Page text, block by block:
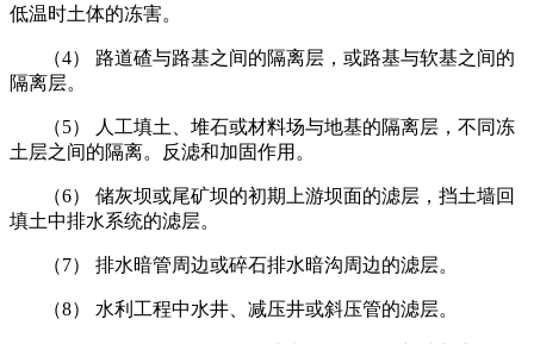
低温时土体的冻害。
（4） 路道碴与路基之间的隔离层，或路基与软基之间的
隔离层。
（5） 人工填土、堆石或材料场与地基的隔离层，不同冻
土层之间的隔离。反滤和加固作用。
（6） 储灰坝或尾矿坝的初期上游坝面的滤层，挡土墙回
填土中排水系统的滤层。
（7） 排水暗管周边或碎石排水暗沟周边的滤层。
（8） 水利工程中水井、减压井或斜压管的滤层。